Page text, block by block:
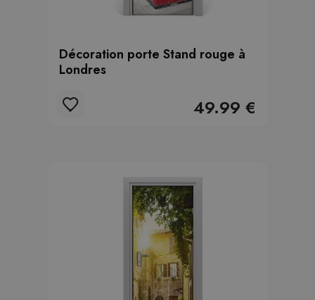
Décoration porte Stand rouge à
Londres
49.99 €